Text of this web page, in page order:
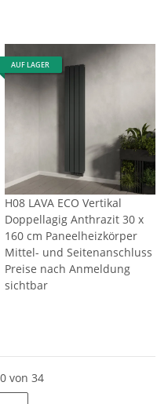
AUF LAGER
H08 LAVA ECO Vertikal
Doppellagig Anthrazit 30 x
160 cm Paneelheizkörper
Mittel- und Seitenanschluss
Preise nach Anmeldung
sichtbar
von 34